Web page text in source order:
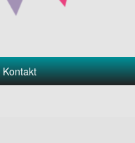
Kontakt